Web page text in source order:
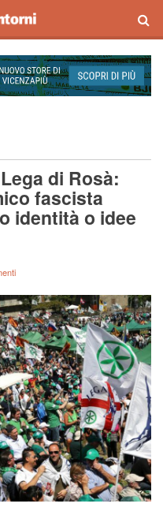
di Rosà:
fascista
identità o idee